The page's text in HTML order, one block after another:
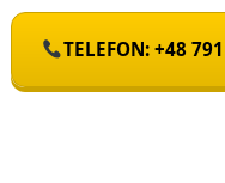
TELEFON: +48